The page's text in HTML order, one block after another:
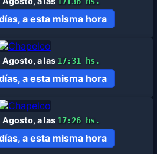
a esta misma hora
a las 17:31 hs.
a esta misma hora
a las 17:26 hs.
a esta misma hora